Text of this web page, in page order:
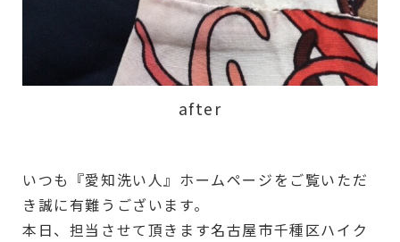
after
いつも『愛知洗い人』ホームページをご覧いただ
き誠に有難うございます。
本日、担当させて頂きます名古屋市千種区ハイク